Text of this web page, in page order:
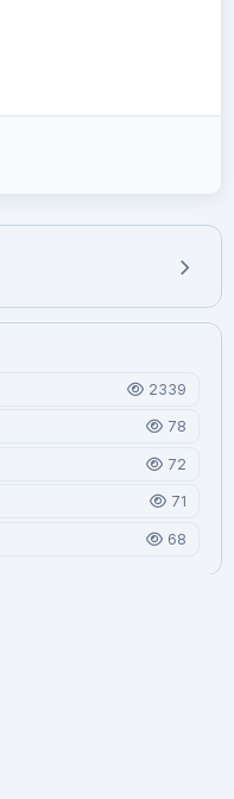
2339
78
72
71
68